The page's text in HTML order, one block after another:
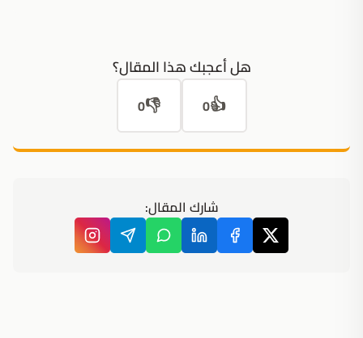
هل أعجبك هذا المقال؟
👍
0
👎
0
شارك المقال: